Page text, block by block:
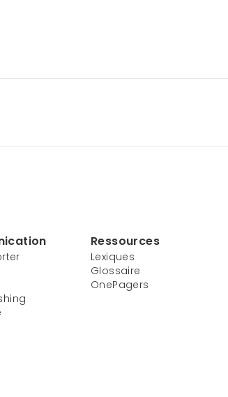
Ressources
Lexiques
Glossaire
OnePagers